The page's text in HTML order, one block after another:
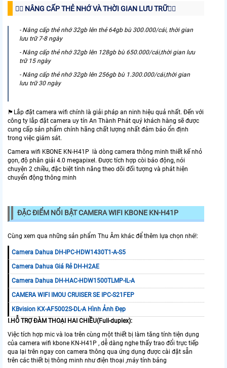
👍🏻 NÂNG CẤP THẺ NHỚ VÀ THỜI GIAN LƯU TRỮ👈🏻
- Nâng cấp thẻ nhớ 32gb lên thẻ 64gb bù 300.000/cái, thời gian
lưu trữ 7-8 ngày
- Nâng cấp thẻ nhớ 32gb lên 128gb bù 650.000/cái,thời gian lưu
trữ 15 ngày
- Nâng cấp thẻ nhớ 32gb lên 256gb bù 1.300.000/cái,thời gian
lưu trữ 30 ngày
🏴Lắp đặt camera wifi chính là giải pháp an ninh hiệu quả nhất. Đến với
công ty lắp đặt camera uy tín An Thành Phát quý khách hàng sẽ được
cung cấp sản phẩm chính hãng chất lượng nhất đảm bảo ổn định
trong việc giám sát.
Camera wifi KBONE KN-H41P là dòng camera thông minh thiết kế nhỏ
gọn, độ phân giải 4.0 megapixel. Được tích hợp còi báo động, nói
chuyện 2 chiều, đặc biệt tính năng theo dõi đối tượng và phát hiện
chuyển động thông minh
ĐẶC ĐIỂM NỔI BẬT CAMERA WIFI KBONE KN-H41P
Cùng xem qua những sản phẩm Thu Âm khác để thêm lựa chọn nhé!:
Camera Dahua DH-IPC-HDW1430T1-A-S5
Camera Dahua Giá Rẻ DH-H2AE
Camera Dahua DH-HAC-HDW1500TLMP-IL-A
CAMERA WIFI IMOU CRUISER SE IPC-S21FEP
KBvision KX-AF5002S-DL-A Hình Ảnh Đẹp
I.HỖ TRỢ ĐÀM THOẠI HAI CHIỀU(Full-duplex):
Việc tích hợp mic và loa trên cùng một thiết bị làm tăng tính tiện dụng
của camera wifi kbone KN-H41P , dễ dàng nghe thấy trao đổi trực tiếp
qua lại trên ngay con camera thông qua ứng dụng được cài đặt sẵn
trên các thiết bị thông minh như điện thoại ,máy tính bảng